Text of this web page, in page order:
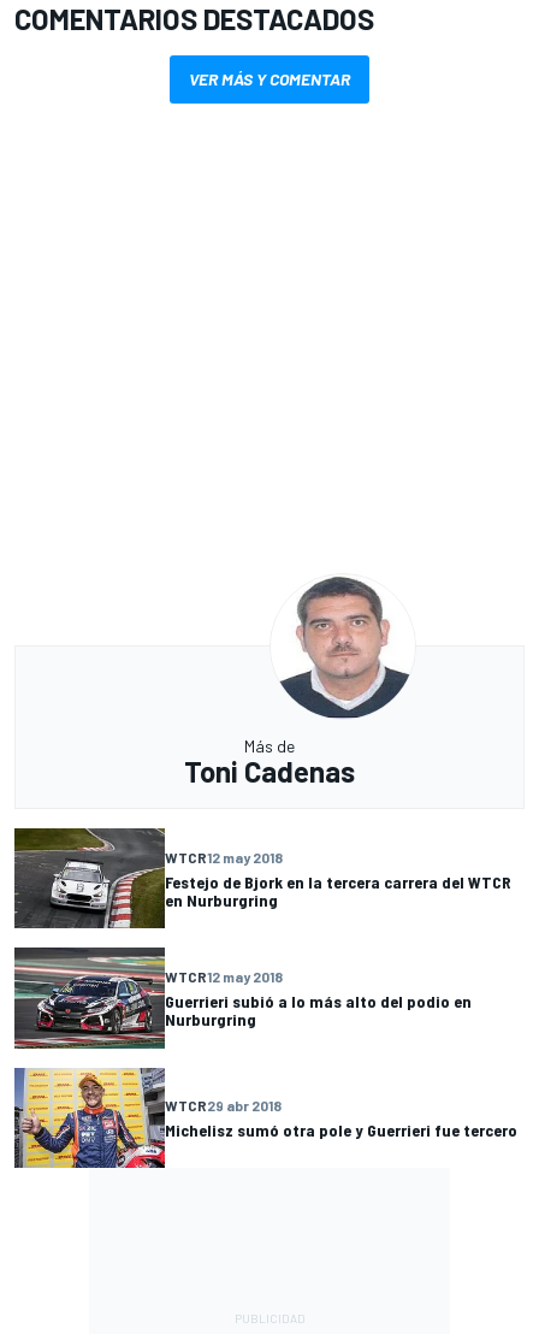
COMENTARIOS DESTACADOS
VER MÁS Y COMENTAR
Más de
Toni Cadenas
WTCR12 may 2018
Festejo de Bjork en la tercera carrera del WTCR
en Nurburgring
WTCR12 may 2018
Guerrieri subió a lo más alto del podio en
Nurburgring
WTCR29 abr 2018
Michelisz sumó otra pole y Guerrieri fue tercero